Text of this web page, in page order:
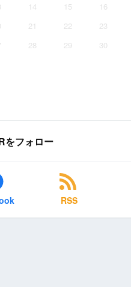
14 15
16
21 22
23
28 29
30
をフォロー
RSS